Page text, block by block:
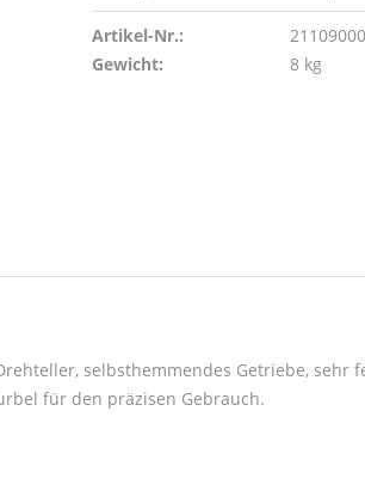
Artikel-Nr.:
21109000
Gewicht:
8 kg
selbsthemmendes Getriebe, sehr
für den präzisen Gebrauch.